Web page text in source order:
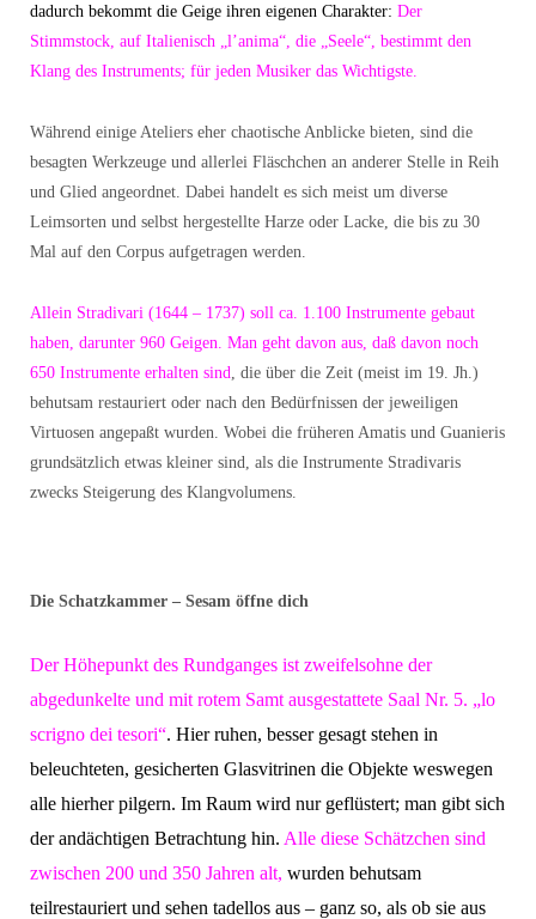
dadurch bekommt die Geige ihren eigenen Charakter: Der
Stimmstock, auf Italienisch „l’anima“, die „Seele“, bestimmt den
Klang des Instruments; für jeden Musiker das Wichtigste.
Während einige Ateliers eher chaotische Anblicke bieten, sind die
besagten Werkzeuge und allerlei Fläschchen an anderer Stelle in Reih
und Glied angeordnet. Dabei handelt es sich meist um diverse
Leimsorten und selbst hergestellte Harze oder Lacke, die bis zu 30
Mal auf den Corpus aufgetragen werden.
Allein Stradivari (1644 – 1737) soll ca. 1.100 Instrumente gebaut
haben, darunter 960 Geigen. Man geht davon aus, daß davon noch
650 Instrumente erhalten sind
, die über die Zeit (meist im 19. Jh.)
behutsam restauriert oder nach den Bedürfnissen der jeweiligen
Virtuosen angepaßt wurden. Wobei die früheren Amatis und Guanieris
grundsätzlich etwas kleiner sind, als die Instrumente Stradivaris
zwecks Steigerung des Klangvolumens.
Die Schatzkammer – Sesam öffne dich
Der Höhepunkt des Rundganges ist zweifelsohne der
abgedunkelte und mit rotem Samt ausgestattete Saal Nr. 5. „lo
scrigno dei tesori“. Hier ruhen, besser gesagt stehen in
beleuchteten, gesicherten Glasvitrinen die Objekte weswegen
alle hierher pilgern. Im Raum wird nur geflüstert; man gibt sich
der andächtigen Betrachtung hin. Alle diese Schätzchen sind
zwischen 200 und 350 Jahren alt, wurden behutsam
teilrestauriert und sehen tadellos aus – ganz so, als ob sie aus